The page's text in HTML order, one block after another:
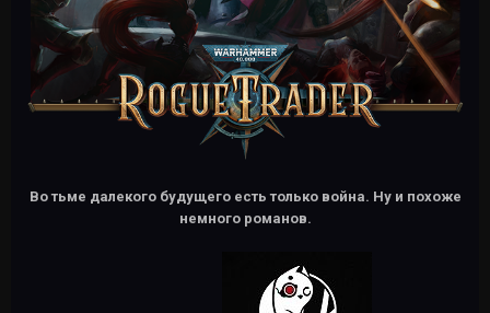
Во тьме далекого будущего есть только война. Ну и похоже
немного романов.